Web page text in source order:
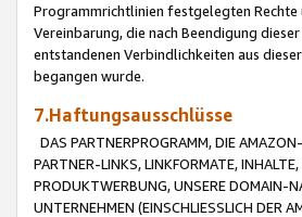
Programmrichtlinien festgelegten
Vereinbarung, die nach Beendigung
entstandenen Verbindlichkeiten aus
begangen wurde.
7.Haftungsausschlüsse
DAS PARTNERPROGRAMM, DIE
PARTNER-LINKS, LINKFORMATE,
PRODUKTWERBUNG, UNSERE DOMAIN-
UNTERNEHMEN (EINSCHLIESSLICH DER